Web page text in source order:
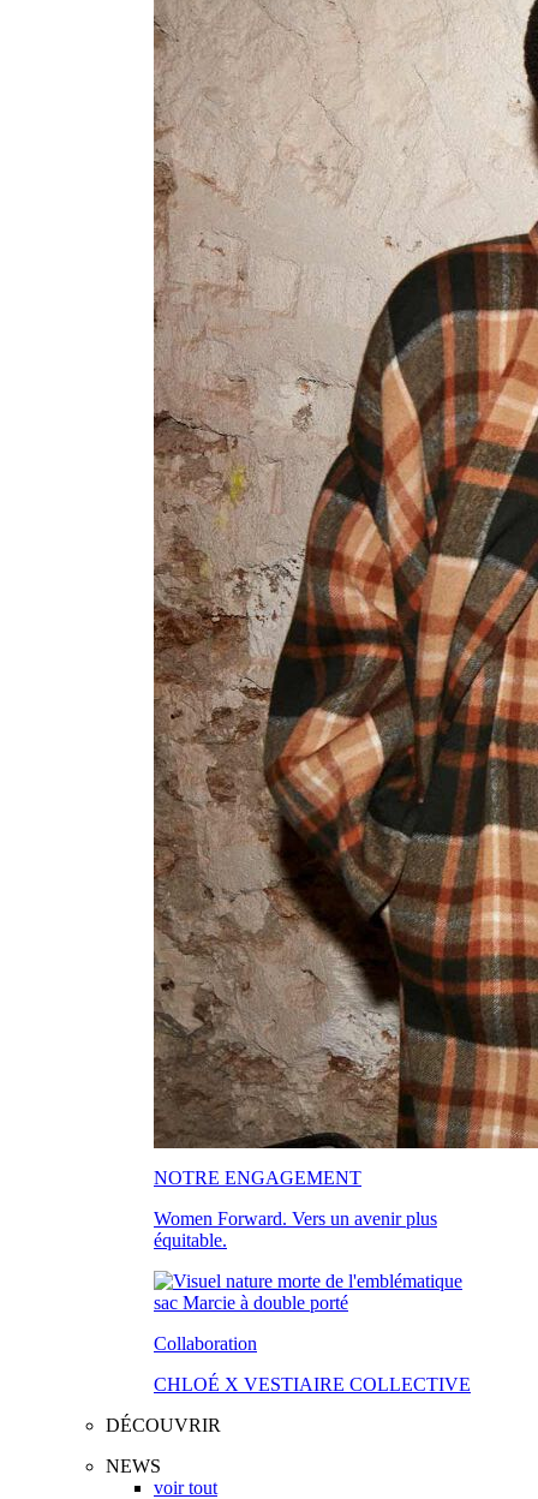
NOTRE ENGAGEMENT
Women Forward. Vers un avenir plus
équitable.
Collaboration
CHLOÉ X VESTIAIRE COLLECTIVE
DÉCOUVRIR
NEWS
voir tout